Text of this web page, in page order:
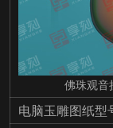
佛珠观音
电脑玉雕图纸型